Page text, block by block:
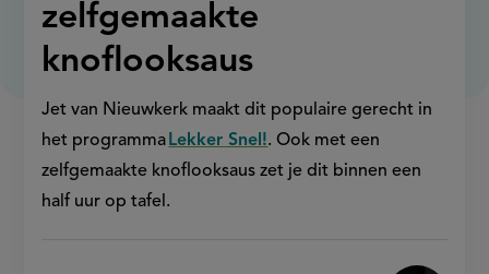
zelfgemaakte
knoflooksaus
Jet van Nieuwkerk maakt dit populaire gerecht in
het programma Lekker Snel!. Ook met een
zelfgemaakte knoflooksaus zet je dit binnen een
half uur op tafel.